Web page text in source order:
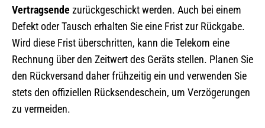
Vertragsendezurückgeschickt werden. Auch bei einem
Defekt oder Tausch erhalten Sie eine Frist zur Rückgabe.
Wird diese Frist überschritten, kann die Telekom eine
Rechnung über den Zeitwert des Geräts stellen. Planen Sie
den Rückversand daher frühzeitig ein und verwenden Sie
stets den offiziellen Rücksendeschein, um Verzögerungen
zu vermeiden.